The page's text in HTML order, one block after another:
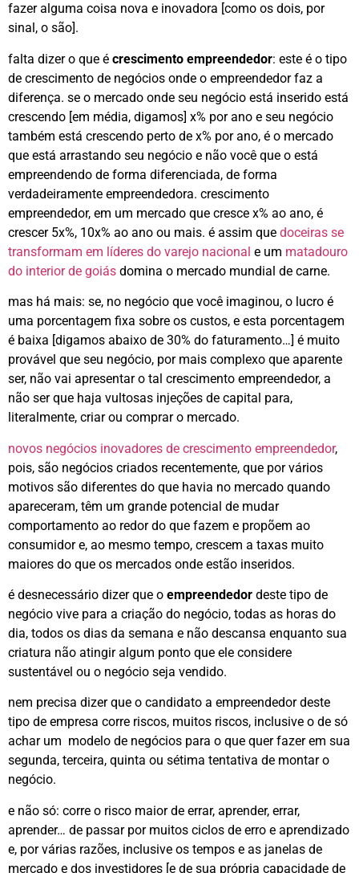
fazer alguma coisa nova e inovadora [como os dois, por
sinal, o são].
falta dizer o que é crescimento empreendedor: este é o tipo
de crescimento de negócios onde o empreendedor faz a
diferença. se o mercado onde seu negócio está inserido está
crescendo [em média, digamos] x% por ano e seu negócio
também está crescendo perto de x% por ano, é o mercado
que está arrastando seu negócio e não você que o está
empreendendo de forma diferenciada, de forma
verdadeiramente empreendedora. crescimento
empreendedor, em um mercado que cresce x% ao ano, é
crescer 5x%, 10x% ao ano ou mais. é assim que doceiras se
transformam em líderes do varejo nacional e um matadouro
do interior de goiás domina o mercado mundial de carne.
mas há mais: se, no negócio que você imaginou, o lucro é
uma porcentagem fixa sobre os custos, e esta porcentagem
é baixa [digamos abaixo de 30% do faturamento…] é muito
provável que seu negócio, por mais complexo que aparente
ser, não vai apresentar o tal crescimento empreendedor, a
não ser que haja vultosas injeções de capital para,
literalmente, criar ou comprar o mercado.
novos negócios inovadores de crescimento empreendedor,
pois, são negócios criados recentemente, que por vários
motivos são diferentes do que havia no mercado quando
apareceram, têm um grande potencial de mudar
comportamento ao redor do que fazem e propõem ao
consumidor e, ao mesmo tempo, crescem a taxas muito
maiores do que os mercados onde estão inseridos.
é desnecessário dizer que o empreendedor deste tipo de
negócio vive para a criação do negócio, todas as horas do
dia, todos os dias da semana e não descansa enquanto sua
criatura não atingir algum ponto que ele considere
sustentável ou o negócio seja vendido.
nem precisa dizer que o candidato a empreendedor deste
tipo de empresa corre riscos, muitos riscos, inclusive o de só
achar um modelo de negócios para o que quer fazer em sua
segunda, terceira, quinta ou sétima tentativa de montar o
negócio.
e não só: corre o risco maior de errar, aprender, errar,
aprender… de passar por muitos ciclos de erro e aprendizado
e, por várias razões, inclusive os tempos e as janelas de
mercado e dos investidores [e de sua própria capacidade de